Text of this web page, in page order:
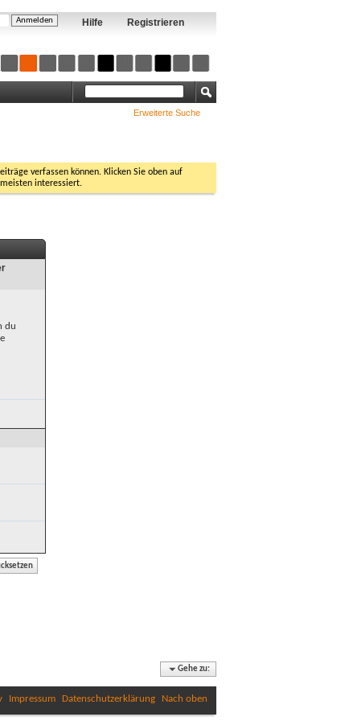
Registrieren
Hilfe
Erweiterte Suche
verfassen können. Klicken Sie oben auf
meisten interessiert.
du
Gehe zu:
Impressum Datenschutzerklärung Nach oben